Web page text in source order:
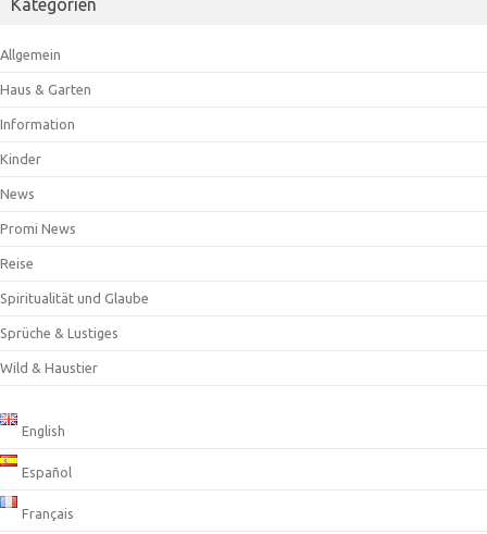
Allgemein
Haus & Garten
Information
Kinder
News
Promi News
Reise
Spiritualität und Glaube
Sprüche & Lustiges
Wild & Haustier
English
Español
Français